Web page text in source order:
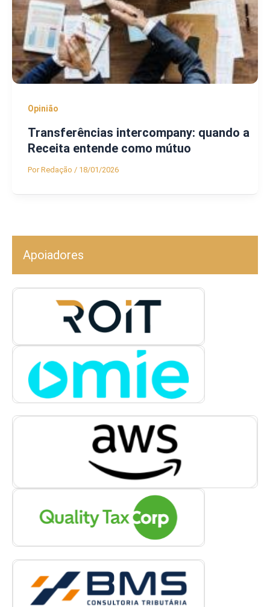
Opinião
Transferências intercompany: quando a
Receita entende como mútuo
PorRedação / 18/01/2026
Apoiadores